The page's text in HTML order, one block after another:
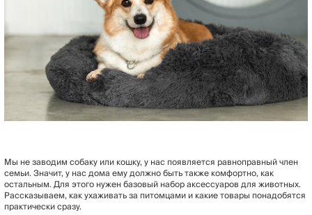
Мы не заводим собаку или кошку, у нас появляется равноправный член
семьи. Значит, у нас дома ему должно быть также комфортно, как
остальным. Для этого нужен базовый набор аксессуаров для животных.
Рассказываем, как ухаживать за питомцами и какие товары понадобятся
практически сразу.